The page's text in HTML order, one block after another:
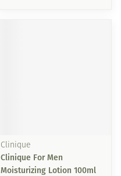
Clinique
Clinique For Men
Moisturizing Lotion 100ml